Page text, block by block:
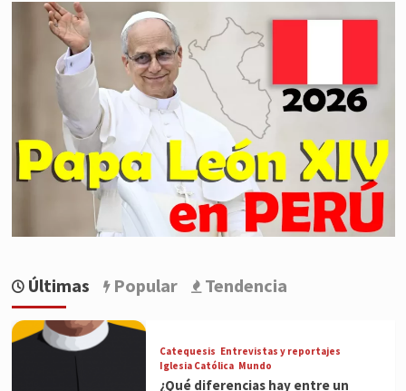
Últimas Popular Tendencia
Catequesis Entrevistas y reportajes
Iglesia Católica Mundo
¿Qué diferencias hay entre un